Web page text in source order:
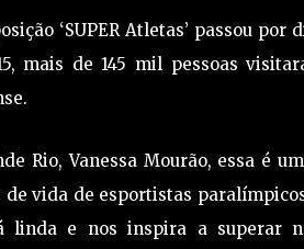
‘SUPER Atletas’ passou por
mais de 145 mil pessoas
Rio, Vanessa Mourão, essa é
vida de esportistas
linda e nos inspira a superar